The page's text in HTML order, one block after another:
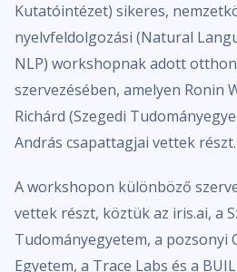
Kutatóintézet) sikeres,
nyelvfeldolgozási (Natural
NLP) workshopnak adott
szervezésében, amelyen Ronin
Richárd (Szegedi
András csapattagjai vettek részt.
A workshopon különböző
vettek részt, köztük az iris.ai, a
Tudományegyetem, a pozsonyi
Egyetem, a Trace Labs és a